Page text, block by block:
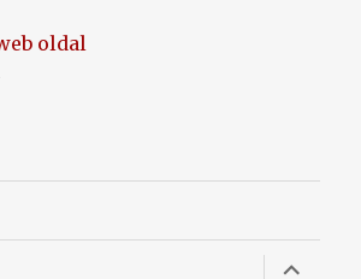
oldal
almenü